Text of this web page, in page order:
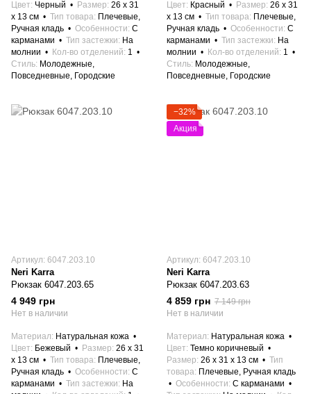
Цвет Черный Размер 26 x 31
x 13 см
Тип товара Плечевые,
Ручная кладь
Особенности С
карманами
Тип застежки
На
молнии
Кол-во отделений 1
Стиль Молодежные,
Повседневные, Городские
Цвет
Красный Размер 26 x 31
x 13 см
Тип товара Плечевые,
Ручная кладь
Особенности С
карманами
Тип застежки
На
молнии
Кол-во отделений 1
Стиль Молодежные,
Повседневные, Городские
Артикул: 6047.203.10
Neri Karra
Рюкзак 6047.203.65
4 949 грн
Нет в наличии
Материал
Натуральная кожа
Цвет
Бежевый Размер 26 x 31
x 13 см
Тип товара Плечевые,
Ручная кладь
Особенности С
карманами
Тип застежки
На
−32%
Акция
Артикул: 6047.203.10
Neri Karra
Рюкзак 6047.203.63
4 859 грн 7 149 грн
Нет в наличии
Материал
Натуральная кожа
Цвет Темно коричневый
Размер 26 x 31 x 13 см
Тип
товара Плечевые, Ручная кладь
Особенности С карманами